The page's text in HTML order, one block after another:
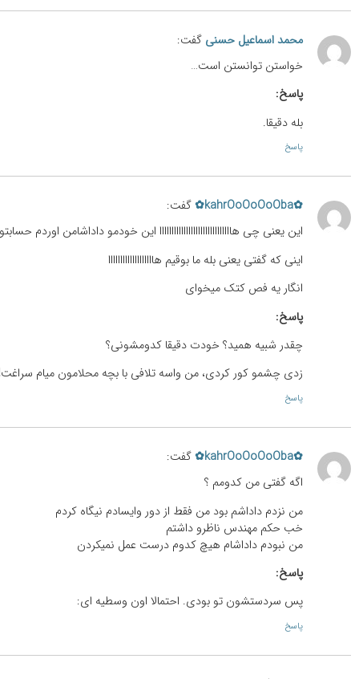
محمد اسماعیل حسنی گفت:
خواستن توانستن است…
پاسخ:
بله دقیقا.
پاسخ
✿kahrOoOoOoOba✿ گفت:
این یعنی چی هاااااااااااااااااااااااااااااا این خودمو داداشامن اوردم
اینی که گفتی یعنی بله ما بوقیم هااااااااااااااااااا
انگار یه فص کتک میخوای
پاسخ:
چقدر شبیه همید؟ خودت دقیقا کدومشونی؟
زدی چشمو کور کردی، من واسه تلافی با بچه محلامون میام سراغت!
پاسخ
✿kahrOoOoOoOba✿ گفت:
اگه گفتی من کدومم ؟
من نزدم داداشم بود من فقط از دور وایسادم نیگاه کردم
خب حکم مهندس ناظرو داشتم
من نبودم داداشام هیچ کدوم درست عمل نمیکردن
پاسخ:
پس سردستشون تو بودی. احتمالا اون وسطیه ای:
پاسخ